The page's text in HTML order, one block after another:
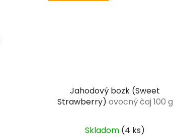
Jahodový bozk (Sweet
Strawberry) ovocný čaj 100 g
Skladom (4 ks)